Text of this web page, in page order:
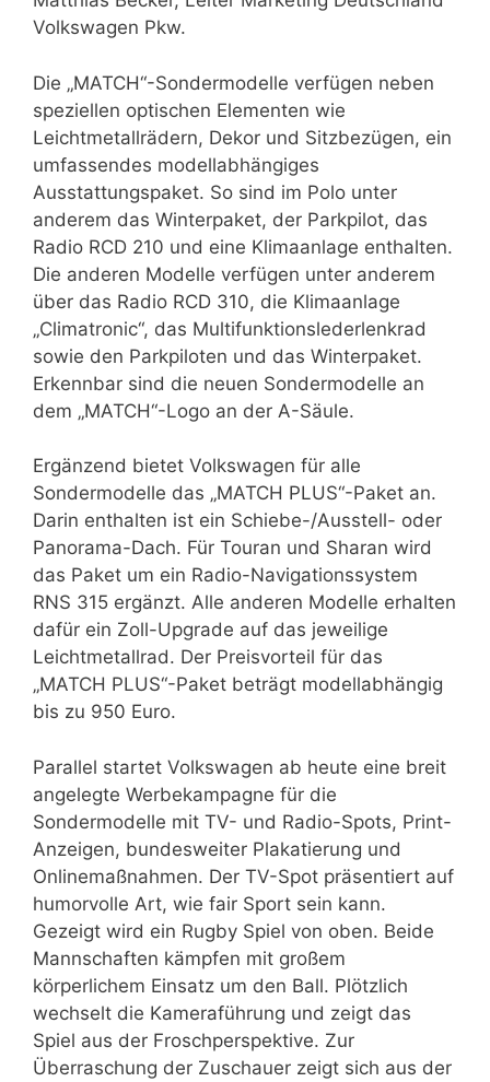
Volkswagen Pkw.
Die „MATCH“-Sondermodelle verfügen neben
speziellen optischen Elementen wie
Leichtmetallrädern, Dekor und Sitzbezügen, ein
umfassendes modellabhängiges
Ausstattungspaket. So sind im Polo unter
anderem das Winterpaket, der Parkpilot, das
Radio RCD 210 und eine Klimaanlage enthalten.
Die anderen Modelle verfügen unter anderem
über das Radio RCD 310, die Klimaanlage
„Climatronic“, das Multifunktionslederlenkrad
sowie den Parkpiloten und das Winterpaket.
Erkennbar sind die neuen Sondermodelle an
dem „MATCH“-Logo an der A-Säule.
Ergänzend bietet Volkswagen für alle
Sondermodelle das „MATCH PLUS“-Paket an.
Darin enthalten ist ein Schiebe-/Ausstell- oder
Panorama-Dach. Für Touran und Sharan wird
das Paket um ein Radio-Navigationssystem
RNS 315 ergänzt. Alle anderen Modelle erhalten
dafür ein Zoll-Upgrade auf das jeweilige
Leichtmetallrad. Der Preisvorteil für das
„MATCH PLUS“-Paket beträgt modellabhängig
bis zu 950 Euro.
Parallel startet Volkswagen ab heute eine breit
angelegte Werbekampagne für die
Sondermodelle mit TV- und Radio-Spots, Print-
Anzeigen, bundesweiter Plakatierung und
Onlinemaßnahmen. Der TV-Spot präsentiert auf
humorvolle Art, wie fair Sport sein kann.
Gezeigt wird ein Rugby Spiel von oben. Beide
Mannschaften kämpfen mit großem
körperlichem Einsatz um den Ball. Plötzlich
wechselt die Kameraführung und zeigt das
Spiel aus der Froschperspektive. Zur
Überraschung der Zuschauer zeigt sich aus der